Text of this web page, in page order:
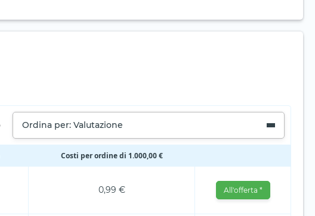
Ordina per: Valutazione
Costi per ordine di 1.000,00 €
0,99 € All'offerta *